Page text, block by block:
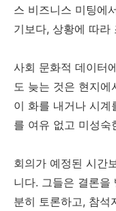
스 비즈니스 미팅에
기보다, 상황에 따라
사회 문화적 데이터
도 늦는 것은 현지
이 화를 내거나 시계
를 여유 없고 미성숙
회의가 예정된 시간
니다. 그들은 결론을
분히 토론하고, 참석